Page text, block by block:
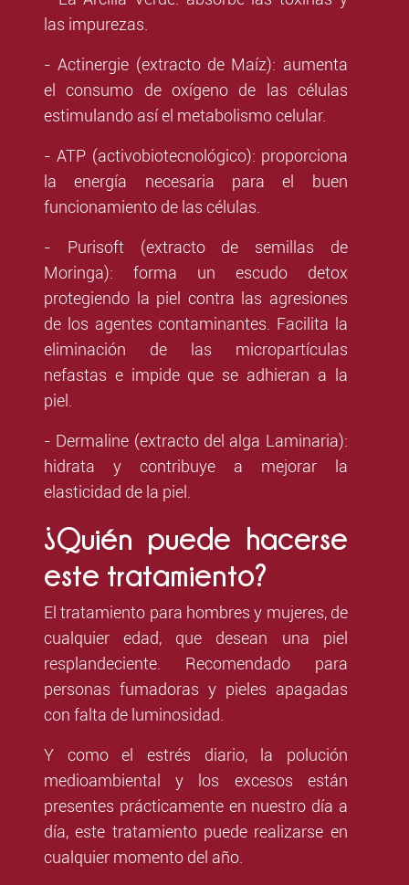
las impurezas.
- Actinergie (extracto de Maíz): aumenta
el consumo de oxígeno de las células
estimulando así el metabolismo celular.
- ATP (activobiotecnológico): proporciona
la energía necesaria para el buen
funcionamiento de las células.
- Purisoft (extracto de semillas de
Moringa): forma un escudo detox
protegiendo la piel contra las agresiones
de los agentes contaminantes. Facilita la
eliminación de las micropartículas
nefastas e impide que se adhieran a la
piel.
- Dermaline (extracto del alga Laminaria):
hidrata y contribuye a mejorar la
elasticidad de la piel.
¿Quién puede hacerse
este tratamiento?
El tratamiento para hombres y mujeres, de
cualquier edad, que desean una piel
resplandeciente. Recomendado para
personas fumadoras y pieles apagadas
con falta de luminosidad.
Y como el estrés diario, la polución
medioambiental y los excesos están
presentes prácticamente en nuestro día a
día, este tratamiento puede realizarse en
cualquier momento del año.